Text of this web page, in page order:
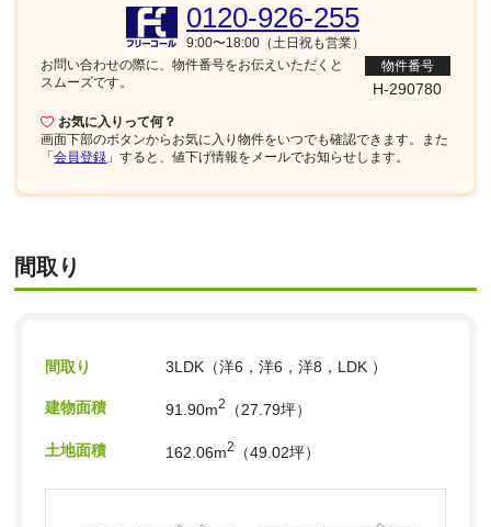
お気に入りって何？
画面下部のボタンからお気に入り物件をいつでも確認できます。また
「会員登録 」すると、値下げ情報をメールでお知らせします。
0120-926-255
9:00〜18:00（土日祝も営業）
お問い合わせの際に、物件番号をお伝えいただくと
スムーズです。
物件番号
H-290780
間取り
間取り 3LDK（洋6，洋6，洋8，LDK ）
建物面積 91.90m2 （27.79坪）
土地面積 162.06m2 （49.02坪）